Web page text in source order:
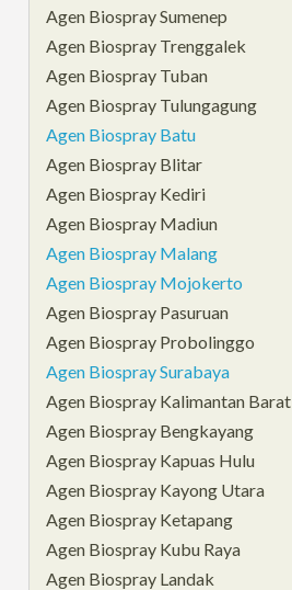
Agen Biospray Sumenep
Agen Biospray Trenggalek
Agen Biospray Tuban
Agen Biospray Tulungagung
Agen Biospray Batu
Agen Biospray Blitar
Agen Biospray Kediri
Agen Biospray Madiun
Agen Biospray Malang
Agen Biospray Mojokerto
Agen Biospray Pasuruan
Agen Biospray Probolinggo
Agen Biospray Surabaya
Agen Biospray Kalimantan Barat
Agen Biospray Bengkayang
Agen Biospray Kapuas Hulu
Agen Biospray Kayong Utara
Agen Biospray Ketapang
Agen Biospray Kubu Raya
Agen Biospray Landak